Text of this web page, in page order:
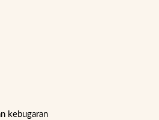
kebugaran